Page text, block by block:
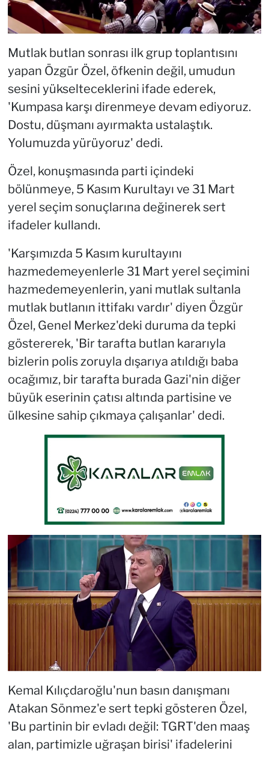
Mutlak butlan sonrası ilk grup toplantısını
yapan Özgür Özel, öfkenin değil, umudun
sesini yükselteceklerini ifade ederek,
'Kumpasa karşı direnmeye devam ediyoruz.
Dostu, düşmanı ayırmakta ustalaştık.
Yolumuzda yürüyoruz' dedi.
Özel, konuşmasında parti içindeki
bölünmeye, 5 Kasım Kurultayı ve 31 Mart
yerel seçim sonuçlarına değinerek sert
ifadeler kullandı.
'Karşımızda 5 Kasım kurultayını
hazmedemeyenlerle 31 Mart yerel seçimini
hazmedemeyenlerin, yani mutlak sultanla
mutlak butlanın ittifakı vardır' diyen Özgür
Özel, Genel Merkez'deki duruma da tepki
göstererek, 'Bir tarafta butlan kararıyla
bizlerin polis zoruyla dışarıya atıldığı baba
ocağımız, bir tarafta burada Gazi'nin diğer
büyük eserinin çatısı altında partisine ve
ülkesine sahip çıkmaya çalışanlar' dedi.
Kemal Kılıçdaroğlu'nun basın danışmanı
Atakan Sönmez'e sert tepki gösteren Özel,
'Bu partinin bir evladı değil: TGRT'den maaş
alan, partimizle uğraşan birisi' ifadelerini